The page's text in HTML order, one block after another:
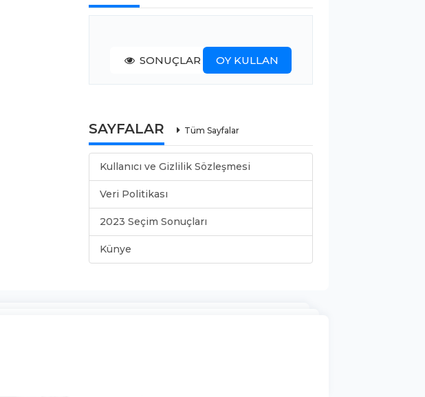
SONUÇLAR OY KULLAN
SAYFALAR Tüm Sayfalar
Kullanıcı ve Gizlilik Sözleşmesi
Veri Politikası
2023 Seçim Sonuçları
Künye